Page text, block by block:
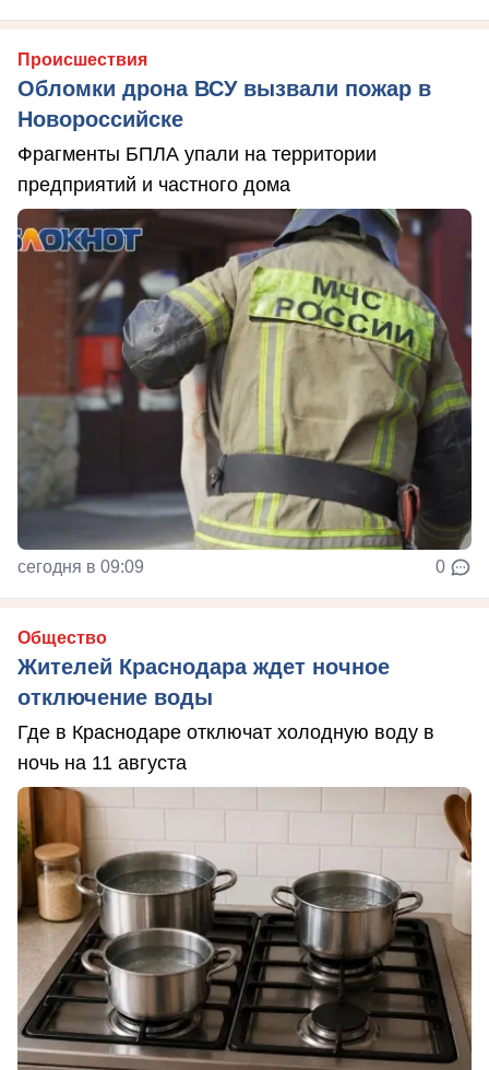
Происшествия
Обломки дрона ВСУ вызвали пожар в
Новороссийске
Фрагменты БПЛА упали на территории
предприятий и частного дома
сегодня в 09:09 0
Общество
Жителей Краснодара ждет ночное
отключение воды
Где в Краснодаре отключат холодную воду в
ночь на 11 августа